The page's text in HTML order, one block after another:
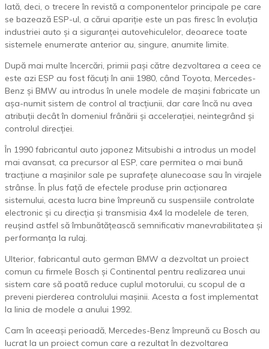
Iată, deci, o trecere în revistă a componentelor principale pe care
se bazează ESP-ul, a cărui apariție este un pas firesc în evoluția
industriei auto și a siguranței autovehiculelor, deoarece toate
sistemele enumerate anterior au, singure, anumite limite.
După mai multe încercări, primii pași către dezvoltarea a ceea ce
este azi ESP au fost făcuți în anii 1980, când Toyota, Mercedes-
Benz și BMW au introdus în unele modele de mașini fabricate un
așa-numit sistem de control al tracțiunii, dar care încă nu avea
atribuții decât în domeniul frânării și accelerației, neintegrând și
controlul direcției.
În 1990 fabricantul auto japonez Mitsubishi a introdus un model
mai avansat, ca precursor al ESP, care permitea o mai bună
tracțiune a mașinilor sale pe suprafețe alunecoase sau în virajele
strânse. În plus față de efectele produse prin acționarea
sistemului, acesta lucra bine împreună cu suspensiile controlate
electronic și cu direcția și transmisia 4x4 la modelele de teren,
reușind astfel să îmbunătățească semnificativ manevrabilitatea și
performanța la rulaj.
Ulterior, fabricantul auto german BMW a dezvoltat un proiect
comun cu firmele Bosch și Continental pentru realizarea unui
sistem care să poată reduce cuplul motorului, cu scopul de a
preveni pierderea controlului mașinii. Acesta a fost implementat
la linia de modele a anului 1992.
Cam în aceeași perioadă, Mercedes-Benz împreună cu Bosch au
lucrat la un proiect comun care a rezultat în dezvoltarea